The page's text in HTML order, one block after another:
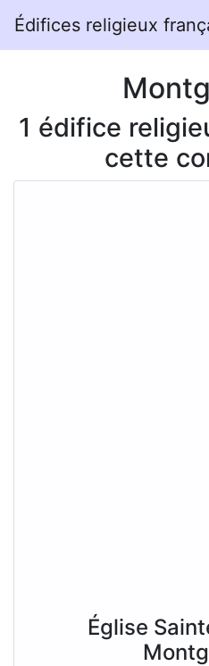
Édifices religieux
1 édifice
cette
Église